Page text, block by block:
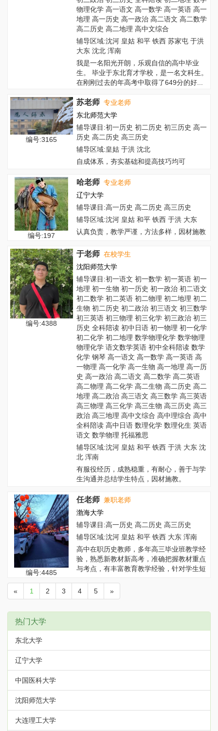
物理化学 高一语文 高一数学 高一英语 高一
地理 高一历史 高一政治 高二语文 高二数学
高二历史 高二地理 高中文综合
辅导区域:沈河 皇姑 和平 铁西 苏家屯 于洪
大东 沈北 浑南
我是一名阳光开朗，乐观自信的高中毕业
生。 毕业于东北育才学校，是一名文科生。
在刚刚过去的年高考中取得了649分的好...
编号:3165
苏老师 专业老师
东北师范大学
辅导课目:初一历史 初二历史 初三历史 高一
历史 高二历史 高三历史
辅导区域:皇姑 于洪 沈北
自成体系，夯实基础和提高技巧均可
编号:197
哈老师 专业老师
辽宁大学
辅导课目:高一历史 高二历史 高三历史
辅导区域:沈河 皇姑 和平 铁西 于洪 大东
认真负责，教学严谨，方法多样，因材施教
编号:4388
于老师 在校学生
沈阳师范大学
辅导课目:初一语文 初一数学 初一英语 初一
地理 初一生物 初一历史 初一政治 初二语文
初二数学 初二英语 初二物理 初二地理 初二
生物 初二历史 初二政治 初三语文 初三数学
初三英语 初三物理 初三化学 初三政治 初三
历史 全科陪读 初中日语 初一物理 初一化学
初二化学 初二地理 数学物理化学 数学物理
物理化学 语文数学英语 初中全科陪读 数学
化学 钢琴 高一语文 高一数学 高一英语 高
一物理 高一化学 高一生物 高一地理 高一历
史 高一政治 高二语文 高二数学 高二英语
高二物理 高二化学 高二生物 高二历史 高二
地理 高二政治 高三语文 高三数学 高三英语
高三物理 高三化学 高三生物 高三历史 高三
政治 高三地理 高中文综合 高中理综合 高中
全科陪读 高中日语 数理化学 数理化生 英语
语文 数学物理 托福雅思
辅导区域:沈河 皇姑 和平 铁西 于洪 大东 沈
北 浑南
有服役经历，成熟稳重，有耐心，善于与学
生沟通并总结学生特点，因材施教。
编号:4485
任老师 兼职老师
渤海大学
辅导课目:高一历史 高二历史 高三历史
辅导区域:沈河 皇姑 和平 铁西 大东 浑南
高中在职历史教师，多年高三毕业班教学经
验，熟悉新教材新高考，准确把握教材重点
与考点，有丰富教育教学经验，针对学生短
«
1 2 3 4 5 »
热门大学
东北大学
辽宁大学
中国医科大学
沈阳师范大学
大连理工大学